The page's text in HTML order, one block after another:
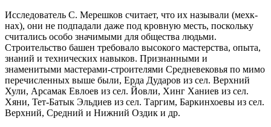
Исследователь С. Мерешков считает, что их называли (мехк-
нах), они не подпадали даже под кровную месть, поскольку
считались особо значимыми для общества людьми.
Строительство башен требовало высокого мастерства, опыта,
знаний и технических навыков. Признанными и
знаменитыми мастерами-строителями Средневековья по мимо
перечисленных выше были, Ерда Дударов из сел. Верхний
Хули, Арсамак Евлоев из сел. Йовли, Хинг Ханиев из сел.
Хяни, Тет-Батык Эльдиев из сел. Таргим, Баркинхоевы из сел.
Верхний, Средний и Нижний Оздик и др.